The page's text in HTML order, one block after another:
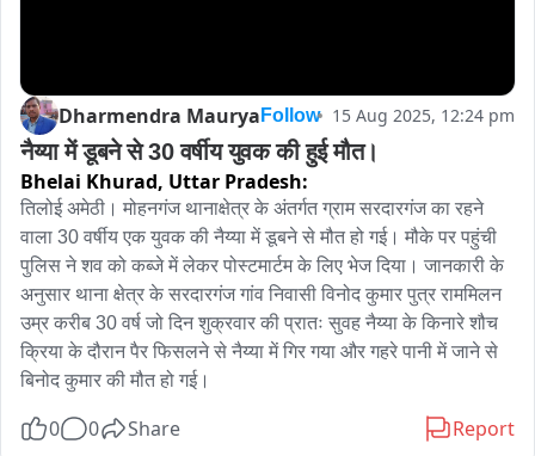
Dharmendra Maurya Follow 15 Aug 2025, 12:24 pm
नैय्या में डूबने से 30 वर्षीय युवक की हुई मौत।
Bhelai Khurad, Uttar Pradesh:
तिलोई अमेठी। मोहनगंज थानाक्षेत्र के अंतर्गत ग्राम सरदारगंज का रहने
वाला 30 वर्षीय एक युवक की नैय्या में डूबने से मौत हो गई। मौके पर पहुंची
पुलिस ने शव को कब्जे में लेकर पोस्टमार्टम के लिए भेज दिया। जानकारी के
अनुसार थाना क्षेत्र के सरदारगंज गांव निवासी विनोद कुमार पुत्र राममिलन
उम्र करीब 30 वर्ष जो दिन शुक्रवार की प्रातः सुवह नैय्या के किनारे शौच
क्रिया के दौरान पैर फिसलने से नैय्या में गिर गया और गहरे पानी में जाने से
बिनोद कुमार की मौत हो गई।
0 0 Share Report